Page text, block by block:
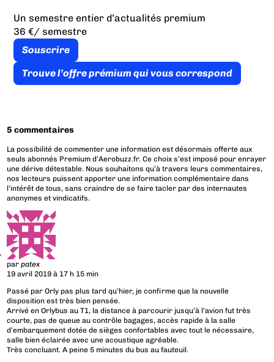
Un semestre entier d’actualités premium
36 €/ semestre
Souscrire
Trouve l’offre prémium qui vous correspond
5 commentaires
La possibilité de commenter une information est désormais offerte aux
seuls abonnés Premium d’Aerobuzz.fr. Ce choix s’est imposé pour enrayer
une dérive détestable. Nous souhaitons qu’à travers leurs commentaires,
nos lecteurs puissent apporter une information complémentaire dans
l’intérêt de tous, sans craindre de se faire tacler par des internautes
anonymes et vindicatifs.
parpatex
19 avril 2019 à 17 h 15 min
Passé par Orly pas plus tard qu’hier, je confirme que la nouvelle
disposition est très bien pensée.
Arrivé en Orlybus au T1, la distance à parcourir jusqu’à l’avion fut très
courte, pas de queue au contrôle bagages, accès rapide à la salle
d’embarquement dotée de sièges confortables avec tout le nécessaire,
salle bien éclairée avec une acoustique agréable.
Très concluant. A peine 5 minutes du bus au fauteuil.